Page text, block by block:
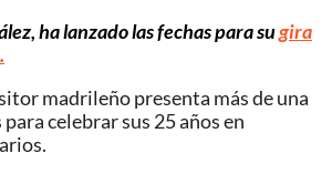
ha lanzado las fechas para sugira
madrileño presenta más de una
celebrar sus 25 años en